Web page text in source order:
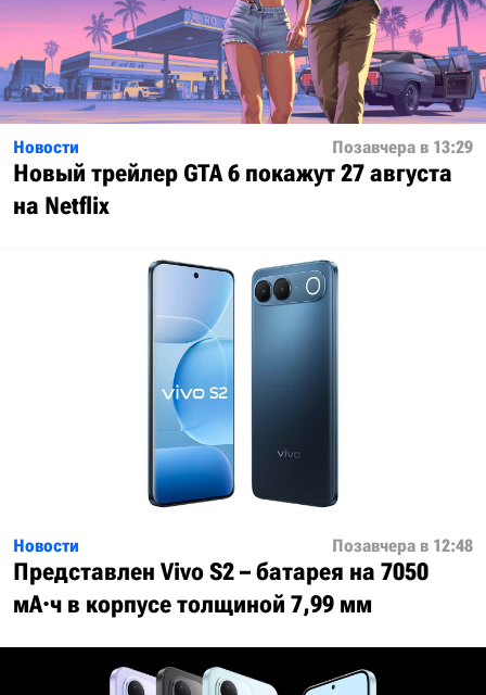
Новости Позавчера в 13:29
Новый трейлер GTA 6 покажут 27 августа
на Netflix
Новости Позавчера в 12:48
Представлен Vivo S2 – батарея на 7050
мА·ч в корпусе толщиной 7,99 мм